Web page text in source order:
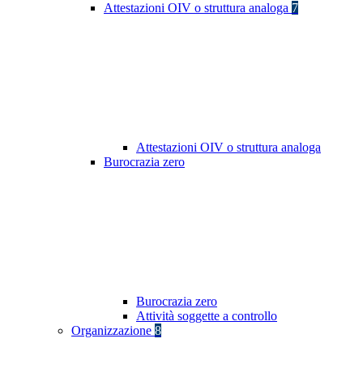
Attestazioni OIV o struttura analoga 7
Attestazioni OIV o struttura analoga
Burocrazia zero
Burocrazia zero
Attività soggette a controllo
Organizzazione 8